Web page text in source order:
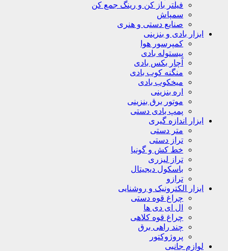
فیلتر باز کن و رینگ جمع کن
سمپاش
صنایع دستی و هنری
ابزار بادی و بنزینی
کمپرسور هوا
پیستوله بادی
آچار بکس بادی
منگنه کوب بادی
میخکوب بادی
اره بنزینی
موتور برق بنزینی
پمپ بادی دستی
ابزار اندازه گیری
متر دستی
تراز دستی
خط کش و گونیا
تراز لیزری
باسکول دیجیتال
ترازو
ابزار الکترونیک و روشنایی
چراغ قوه دستی
ال ای دی ها
چراغ قوه کلاهی
چند راهی برق
پروژوکتور
لوازم جانبی